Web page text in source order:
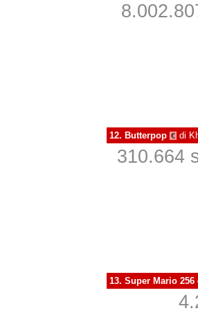
12. Butterpop € di
310.664
13. Super Mario 256